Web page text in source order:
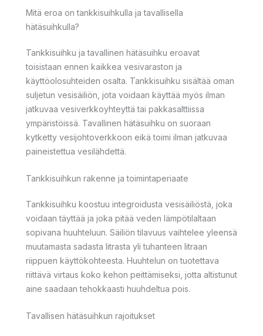
Mitä eroa on tankkisuihkulla ja tavallisella
hätäsuihkulla?
Tankkisuihku ja tavallinen hätäsuihku eroavat
toisistaan ennen kaikkea vesivaraston ja
käyttöolosuhteiden osalta. Tankkisuihku sisältää oman
suljetun vesisäiliön, jota voidaan käyttää myös ilman
jatkuvaa vesiverkkoyhteyttä tai pakkasalttiissa
ympäristöissä. Tavallinen hätäsuihku on suoraan
kytketty vesijohtoverkkoon eikä toimi ilman jatkuvaa
paineistettua vesilähdettä.
Tankkisuihkun rakenne ja toimintaperiaate
Tankkisuihku koostuu integroidusta vesisäiliöstä, joka
voidaan täyttää ja joka pitää veden lämpötilaltaan
sopivana huuhteluun. Säiliön tilavuus vaihtelee yleensä
muutamasta sadasta litrasta yli tuhanteen litraan
riippuen käyttökohteesta. Huuhtelun on tuotettava
riittävä virtaus koko kehon peittämiseksi, jotta altistunut
aine saadaan tehokkaasti huuhdeltua pois.
Tavallisen hätäsuihkun rajoitukset